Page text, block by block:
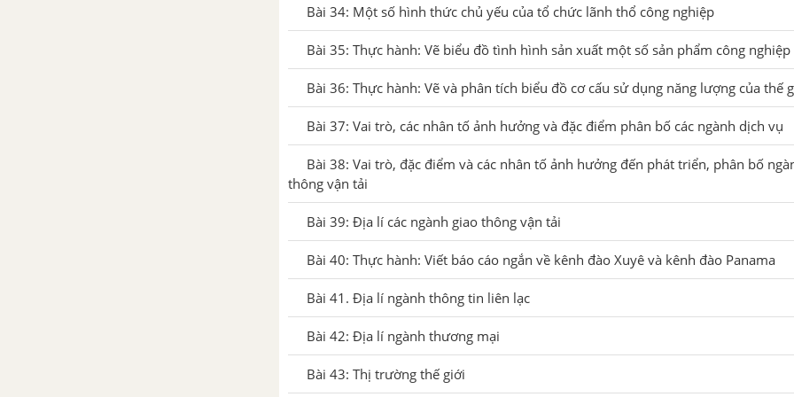
Bài 34: Một số hình thức chủ yếu của tổ chức lãnh thổ công nghiệp
Bài 35: Thực hành: Vẽ biểu đồ tình hình sản xuất một số sản phẩm công
Bài 36: Thực hành: Vẽ và phân tích biểu đồ cơ cấu sử dụng năng lượng của thế
Bài 37: Vai trò, các nhân tố ảnh hưởng và đặc điểm phân bố các ngành dịch vụ
Bài 38: Vai trò, đặc điểm và các nhân tố ảnh hưởng đến phát triển, phân bố
thông vận tải
Bài 39: Địa lí các ngành giao thông vận tải
Bài 40: Thực hành: Viết báo cáo ngắn về kênh đào Xuyê và kênh đào Panama
Bài 41. Địa lí ngành thông tin liên lạc
Bài 42: Địa lí ngành thương mại
Bài 43: Thị trường thế giới